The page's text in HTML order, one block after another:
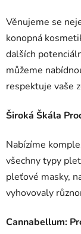
Věnujeme se
konopná
dalších
můžeme
respektuje vaše
Široká Škála
Nabízíme
všechny typy
pleťové masky,
vyhovovaly
Cannabellum: